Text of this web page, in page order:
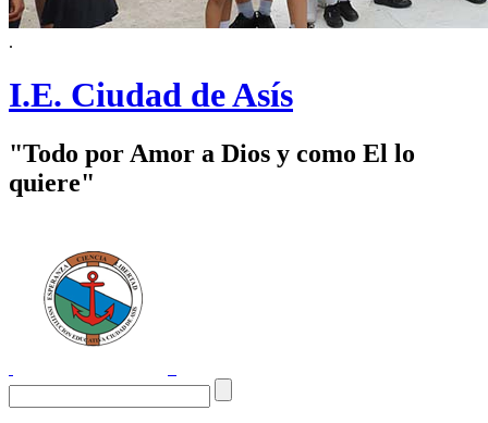
.
I.E. Ciudad de Asís
"Todo por Amor a Dios y como El lo
quiere"